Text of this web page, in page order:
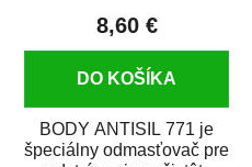
8,60 €
DO KOŠÍKA
BODY ANTISIL 771 je
špeciálny odmasťovač pre